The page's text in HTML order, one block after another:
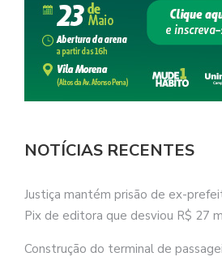
NOTÍCIAS RECENTES
Justiça mantém prisão de ex-
Pix de editora que desviou R$ 27
Construção do terminal de